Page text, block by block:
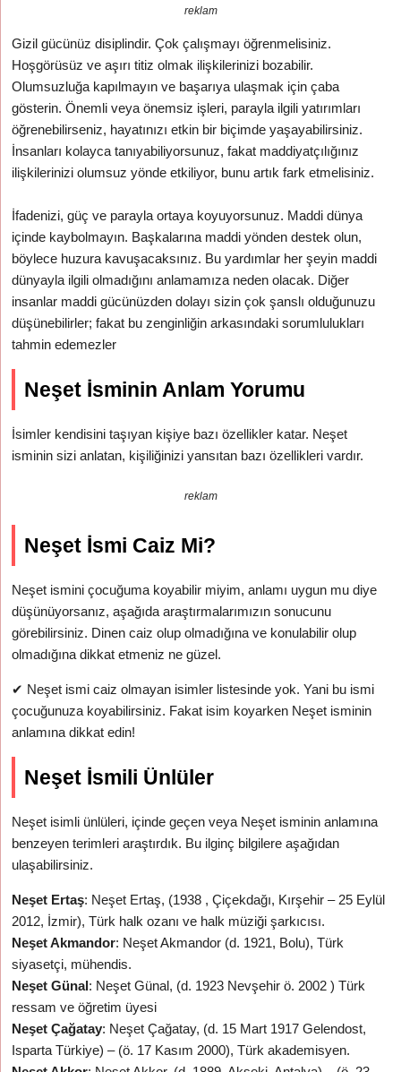
reklam
Gizil gücünüz disiplindir. Çok çalışmayı öğrenmelisiniz.
Hoşgörüsüz ve aşırı titiz olmak ilişkilerinizi bozabilir.
Olumsuzluğa kapılmayın ve başarıya ulaşmak için çaba
gösterin. Önemli veya önemsiz işleri, parayla ilgili yatırımları
öğrenebilirseniz, hayatınızı etkin bir biçimde yaşayabilirsiniz.
İnsanları kolayca tanıyabiliyorsunuz, fakat maddiyatçılığınız
ilişkilerinizi olumsuz yönde etkiliyor, bunu artık fark etmelisiniz.
İfadenizi, güç ve parayla ortaya koyuyorsunuz. Maddi dünya
içinde kaybolmayın. Başkalarına maddi yönden destek olun,
böylece huzura kavuşacaksınız. Bu yardımlar her şeyin maddi
dünyayla ilgili olmadığını anlamamıza neden olacak. Diğer
insanlar maddi gücünüzden dolayı sizin çok şanslı olduğunuzu
düşünebilirler; fakat bu zenginliğin arkasındaki sorumlulukları
tahmin edemezler
Neşet İsminin Anlam Yorumu
İsimler kendisini taşıyan kişiye bazı özellikler katar. Neşet
isminin sizi anlatan, kişiliğinizi yansıtan bazı özellikleri vardır.
reklam
Neşet İsmi Caiz Mi?
Neşet ismini çocuğuma koyabilir miyim, anlamı uygun mu diye
düşünüyorsanız, aşağıda araştırmalarımızın sonucunu
görebilirsiniz. Dinen caiz olup olmadığına ve konulabilir olup
olmadığına dikkat etmeniz ne güzel.
✔ Neşet ismi caiz olmayan isimler listesinde yok. Yani bu ismi
çocuğunuza koyabilirsiniz. Fakat isim koyarken Neşet isminin
anlamına dikkat edin!
Neşet İsmili Ünlüler
Neşet isimli ünlüleri, içinde geçen veya Neşet isminin anlamına
benzeyen terimleri araştırdık. Bu ilginç bilgilere aşağıdan
ulaşabilirsiniz.
Neşet Ertaş: Neşet Ertaş, (1938 , Çiçekdağı, Kırşehir – 25 Eylül
2012, İzmir), Türk halk ozanı ve halk müziği şarkıcısı.
Neşet Akmandor: Neşet Akmandor (d. 1921, Bolu), Türk
siyasetçi, mühendis.
Neşet Günal: Neşet Günal, (d. 1923 Nevşehir ö. 2002 ) Türk
ressam ve öğretim üyesi
Neşet Çağatay: Neşet Çağatay, (d. 15 Mart 1917 Gelendost,
Isparta Türkiye) – (ö. 17 Kasım 2000), Türk akademisyen.